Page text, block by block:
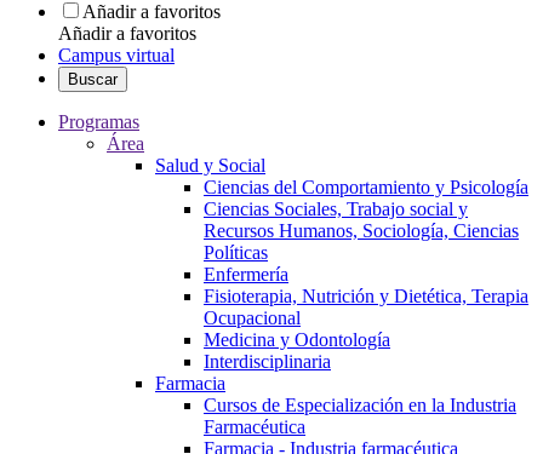
Añadir a favoritos
Añadir a favoritos
Campus virtual
Buscar
Programas
Área
Salud y Social
Ciencias del Comportamiento y Psicología
Ciencias Sociales, Trabajo social y
Recursos Humanos, Sociología, Ciencias
Políticas
Enfermería
Fisioterapia, Nutrición y Dietética, Terapia
Ocupacional
Medicina y Odontología
Interdisciplinaria
Farmacia
Cursos de Especialización en la Industria
Farmacéutica
Farmacia - Industria farmacéutica